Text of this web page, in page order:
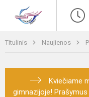
Titulinis Naujienos
Kviečiame
gimnazijoje!